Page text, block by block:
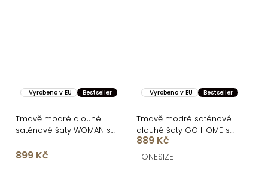
Vyrobeno v EU Bestseller
Tmavě modré dlouhé
saténové šaty WOMAN s
899 Kč
Vyrobeno v EU Bestseller
Tmavě modré saténové
dlouhé šaty GO HOME s
krátkým rukávem
889 Kč
ONESIZE